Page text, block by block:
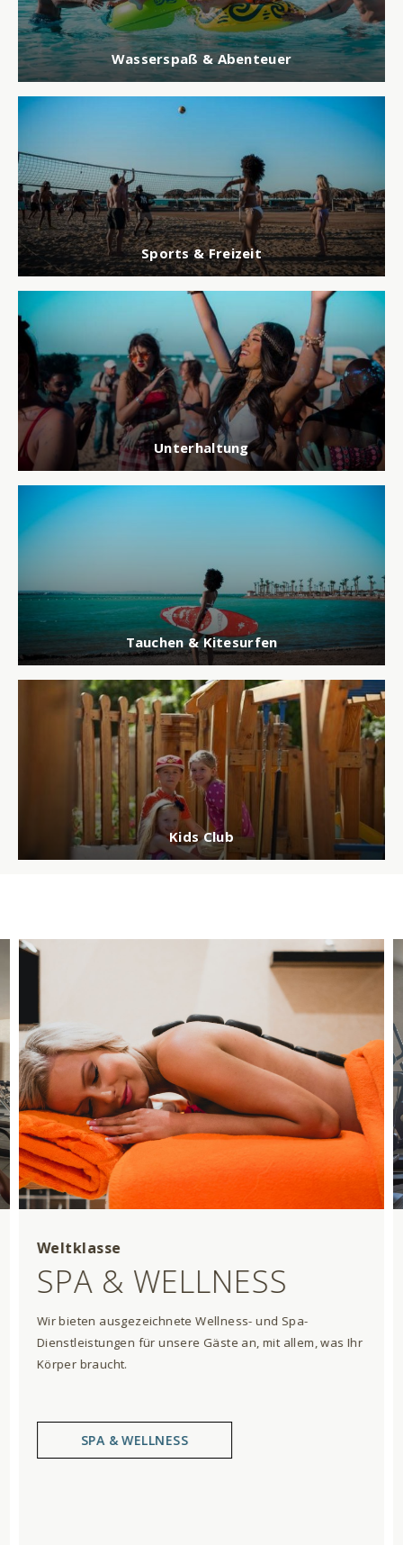
Wasserspaß & Abenteuer
Sports & Freizeit
Unterhaltung
Tauchen & Kitesurfen
Kids Club
Weltklasse
SPA & WELLNESS
Wir bieten ausgezeichnete Wellness- und Spa-
Dienstleistungen für unsere Gäste an, mit allem, was Ihr
Körper braucht.
SPA & WELLNESS